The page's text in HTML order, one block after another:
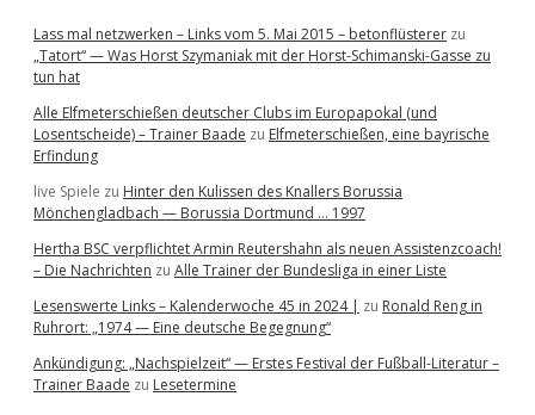
Lass mal netzwerken – Links vom 5. Mai 2015 – betonflüsterer zu
„Tatort“ — Was Horst Szymaniak mit der Horst-Schimanski-Gasse zu
tun hat
Alle Elfmeterschießen deutscher Clubs im Europapokal (und
Losentscheide) – Trainer Baade zu Elfmeterschießen, eine bayrische
Erfindung
live Spiele zu Hinter den Kulissen des Knallers Borussia
Mönchengladbach — Borussia Dortmund … 1997
Hertha BSC verpflichtet Armin Reutershahn als neuen Assistenzcoach!
– Die Nachrichten zu Alle Trainer der Bundesliga in einer Liste
Lesenswerte Links – Kalenderwoche 45 in 2024 | zu Ronald Reng in
Ruhrort: „1974 — Eine deutsche Begegnung“
Ankündigung: „Nachspielzeit“ — Erstes Festival der Fußball-Literatur –
Trainer Baade zu Lesetermine